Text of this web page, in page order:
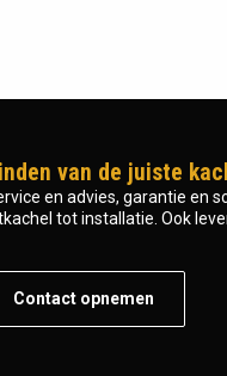
van de juiste
en advies, garantie en
tot installatie. Ook
Contact opnemen